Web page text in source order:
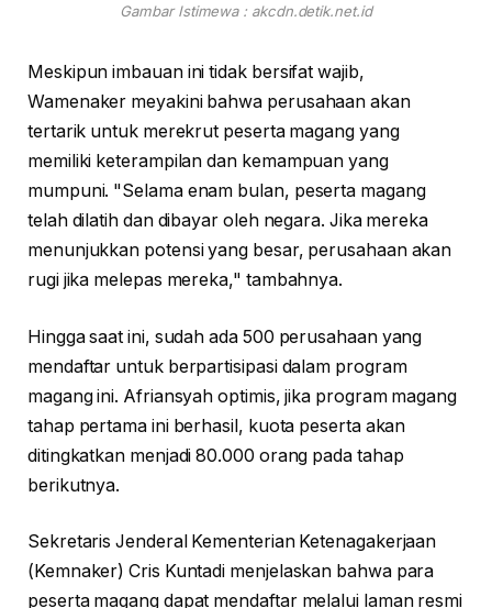
Gambar Istimewa : akcdn.detik.net.id
Meskipun imbauan ini tidak bersifat wajib,
Wamenaker meyakini bahwa perusahaan akan
tertarik untuk merekrut peserta magang yang
memiliki keterampilan dan kemampuan yang
mumpuni. "Selama enam bulan, peserta magang
telah dilatih dan dibayar oleh negara. Jika mereka
menunjukkan potensi yang besar, perusahaan akan
rugi jika melepas mereka," tambahnya.
Hingga saat ini, sudah ada 500 perusahaan yang
mendaftar untuk berpartisipasi dalam program
magang ini. Afriansyah optimis, jika program magang
tahap pertama ini berhasil, kuota peserta akan
ditingkatkan menjadi 80.000 orang pada tahap
berikutnya.
Sekretaris Jenderal Kementerian Ketenagakerjaan
(Kemnaker) Cris Kuntadi menjelaskan bahwa para
peserta magang dapat mendaftar melalui laman resmi